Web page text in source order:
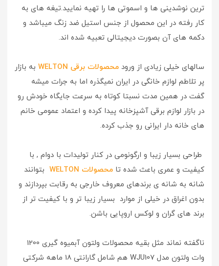
ترین نوشدینی ها و اسموتی ها را تهیه نمایید.تیغه های به
کار رفته در این محصول از جنس استیل ضد زنگ میباشد و
دکمه های آن بصورت دیجیتالی تعبیه شده اند.
سالهای خیلی زیادی از ورود محصولات برقی WELTON
به بازار
پر تلاطم لوازم خانگی در ایران نمیگذره اما به جرات میشه
گفت در همین مدت نسبتا کوتاه به سرعت جایگاه خودش رو
در بازار لوازم برقی آشپزخانه پیدا کرده و اعتماد عمومی خانم
های خانه دار ایرانی رو جذب کرده.
طراحی بسیار زیبا و ارگونومی در کنار تولیدات با دوام , با
کیفیت و عمری باعث شده تا محصولات WELTON
بتوانند
شانه به شانه ی برندهای معروف خارجی به رقابت بپردازند و
بدون اغراق در خیلی از موارد بسیار زیبا تر و با کیفیت تر از
برند های گران و لوکس اروپایی باشن.
ناگفته نماند مثل بقیه محصولات ولتون آبمیوه گیری 1200
وات ولتون مدل WJU107 هم شامل گارانتی 18 ماهه شرکتی